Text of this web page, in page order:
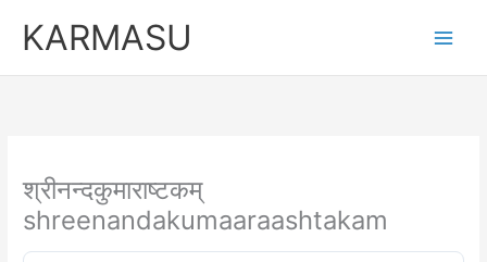
KARMASU
श्रीनन्दकुमाराष्टकम्
shreenandakumaaraashtakam